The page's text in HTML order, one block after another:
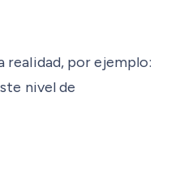
realidad, por ejemplo:
nivel de